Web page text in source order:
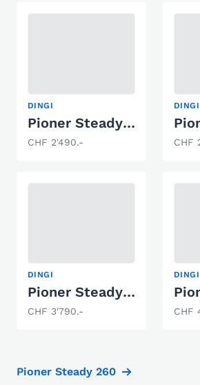
DINGI
Pioner Steady 260
CHF 2'490.-
DINGI
CHF
DINGI
Pioner Steady 320
CHF 3'790.-
DINGI
CHF
Pioner Steady 260